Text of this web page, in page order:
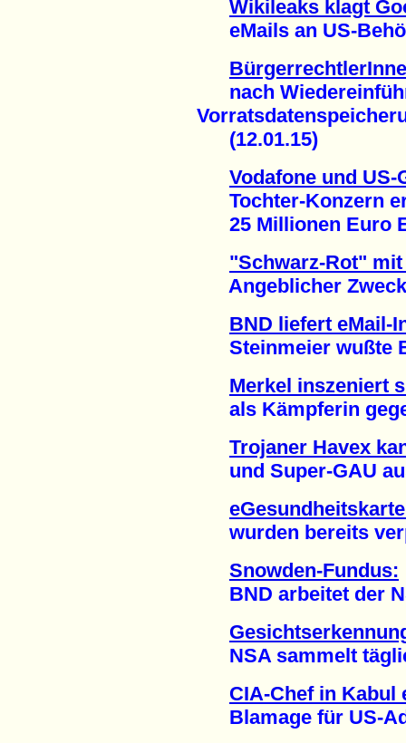
Wikileaks klagt
eMails an US-
nach
(12.01.15)
Vodafone und
Tochter-Konzern
25 Millionen Euro
"Schwarz-Rot"
Angeblicher Zweck:
BND liefert eMail-
Steinmeier wußte
Merkel inszeniert
als Kämpferin
Trojaner Havex
und Super-GAU
wurden bereits
Snowden-Fundus:
BND arbeitet der
NSA sammelt
CIA-Chef in Kabul
Blamage für US-